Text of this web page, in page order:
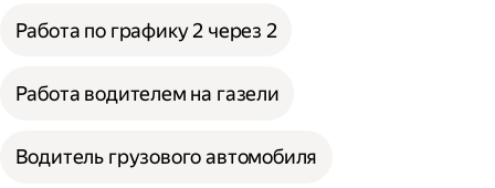
Работа по графику 2 через 2
Работа водителем на газели
Водитель грузового автомобиля